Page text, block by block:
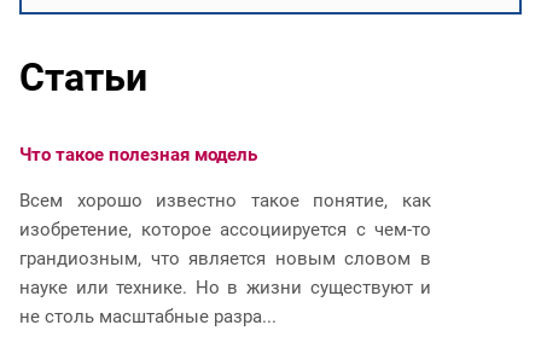
Статьи
Что такое полезная модель
Всем хорошо известно такое понятие, как
изобретение, которое ассоциируется с чем-то
грандиозным, что является новым словом в
науке или технике. Но в жизни существуют и
не столь масштабные разра...